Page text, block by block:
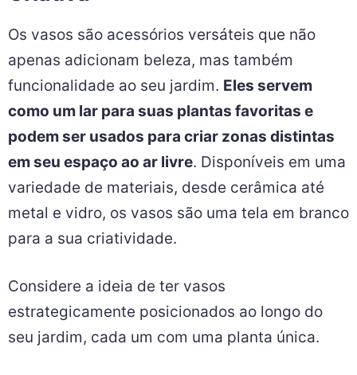
Os vasos são acessórios versáteis que não
apenas adicionam beleza, mas também
funcionalidade ao seu jardim. Eles servem
como um lar para suas plantas favoritas e
podem ser usados para criar zonas distintas
em seu espaço ao ar livre. Disponíveis em uma
variedade de materiais, desde cerâmica até
metal e vidro, os vasos são uma tela em branco
para a sua criatividade.
Considere a ideia de ter vasos
estrategicamente posicionados ao longo do
seu jardim, cada um com uma planta única.